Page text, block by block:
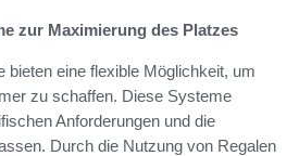
zur Maximierung des Platzes
bieten eine flexible Möglichkeit, um
zu schaffen. Diese Systeme
Anforderungen und die
Durch die Nutzung von Regalen